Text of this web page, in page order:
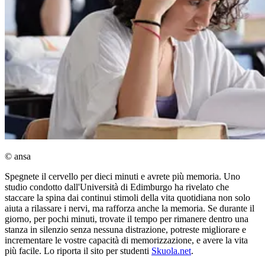
© ansa
Spegnete il cervello per dieci minuti e avrete più memoria. Uno
studio condotto dall'Università di Edimburgo ha rivelato che
staccare la spina dai continui stimoli della vita quotidiana non solo
aiuta a rilassare i nervi, ma rafforza anche la memoria. Se durante il
giorno, per pochi minuti, trovate il tempo per rimanere dentro una
stanza in silenzio senza nessuna distrazione, potreste migliorare e
incrementare le vostre capacità di memorizzazione, e avere la vita
più facile. Lo riporta il sito per studenti Skuola.net.